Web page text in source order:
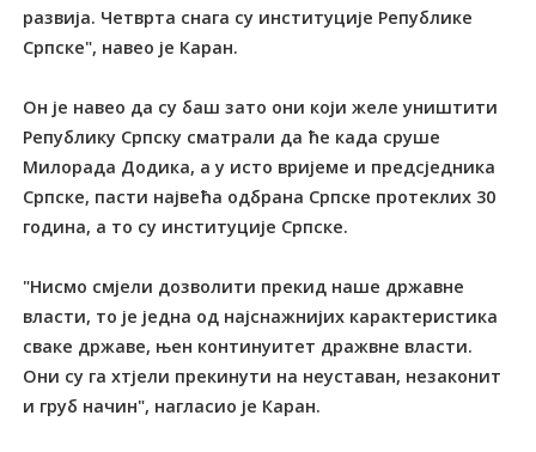
развија. Четврта снага су институције Републике
Српске", навео је Каран.
Он је навео да су баш зато они који желе уништити
Републику Српску сматрали да ће када сруше
Милорада Додика, а у исто вријеме и предсједника
Српске, пасти највећа одбрана Српске протеклих 30
година, а то су институције Српске.
"Нисмо смјели дозволити прекид наше државне
власти, то је једна од најснажнијих карактеристика
сваке државе, њен континуитет дражвне власти.
Они су га хтјели прекинути на неуставан, незаконит
и груб начин", нагласио је Каран.